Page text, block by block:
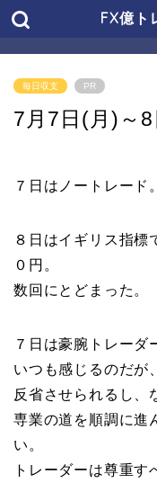
FX億ト
毎日収支 PR
7月7日(月)～
７日はノートレード。
８日はイギリス指標
０円。
数回にとどまった。
７日は豪腕トレーダ
いつも感じるのだが
反省させられるし、
専業の道を順調に進
い。
トレーダーは尊重す